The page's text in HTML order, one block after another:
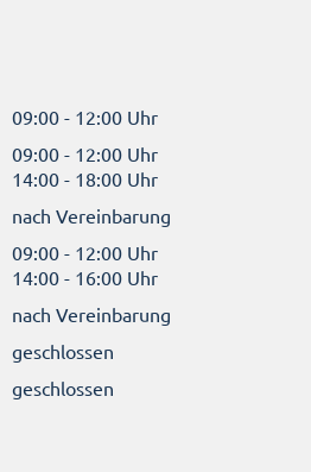
09:00 - 12:00 Uhr
09:00 - 12:00 Uhr
14:00 - 18:00 Uhr
nach Vereinbarung
09:00 - 12:00 Uhr
14:00 - 16:00 Uhr
nach Vereinbarung
geschlossen
geschlossen